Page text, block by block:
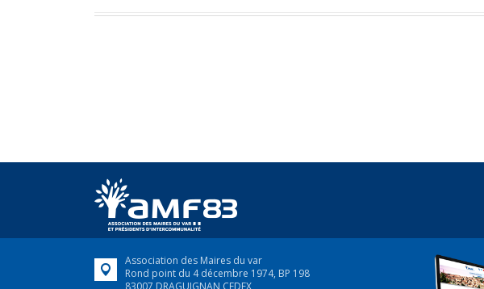
Association des Maires du var
Rond point du 4 décembre 1974, BP 198
83007 DRAGUIGNAN CEDEX